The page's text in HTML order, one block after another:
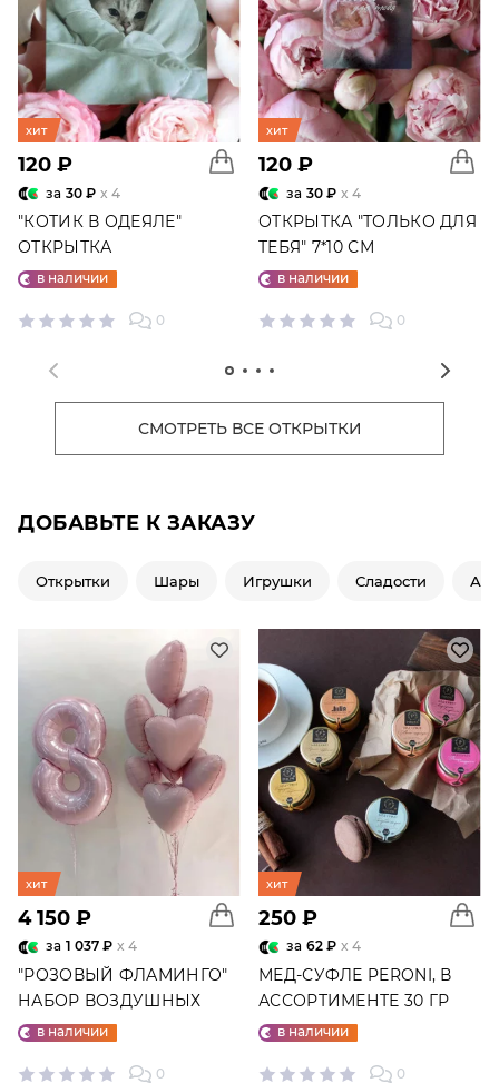
хит
120 ₽
за 30 ₽ x 4
"КОТИК В ОДЕЯЛЕ"
ОТКРЫТКА
в наличии
0
хит
120 ₽
за 30 ₽ x 4
ОТКРЫТКА "ТОЛЬКО ДЛЯ
ТЕБЯ" 7*10 СМ
в наличии
0
СМОТРЕТЬ ВСЕ ОТКРЫТКИ
ДОБАВЬТЕ К ЗАКАЗУ
Открытки Шары Игрушки Сладости
хит
4 150 ₽
за 1 037 ₽ x 4
"РОЗОВЫЙ ФЛАМИНГО"
НАБОР ВОЗДУШНЫХ
ШАРОВ №25
в наличии
0
хит
250 ₽
за 62 ₽ x 4
МЕД-СУФЛЕ PERONI, В
АССОРТИМЕНТЕ 30 ГР
в наличии
0